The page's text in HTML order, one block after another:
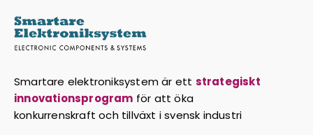
Smartare elektroniksystem är ett strategiskt
innovationsprogram för att öka
konkurrenskraft och tillväxt i svensk industri